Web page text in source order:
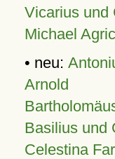
Vicarius und
Michael
• neu:
Arnold
Basilius und
Celestina